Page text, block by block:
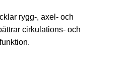
rygg-, axel- och
cirkulations- och